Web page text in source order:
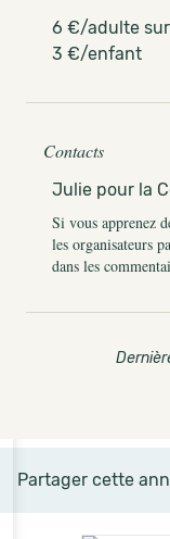
6 €/adulte
3 €/enfant
Contacts
Julie pour la
Si vous apprenez
les organisateurs
dans les
Partager cette